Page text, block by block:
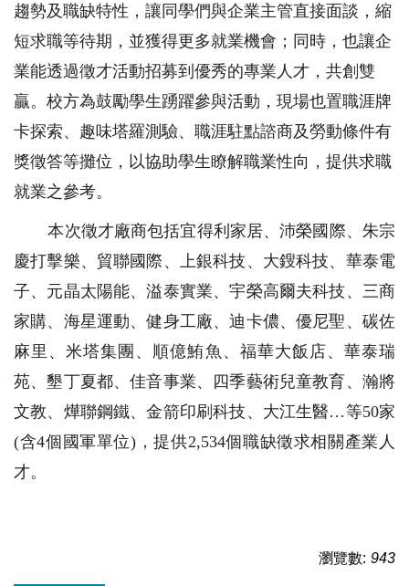
趨勢及職缺特性，讓同學們與企業主管直接面談，縮
短求職等待期，並獲得更多就業機會；同時，也讓企
業能透過徵才活動招募到優秀的專業人才，共創雙
贏。校方為鼓勵學生踴躍參與活動，現場也置職涯牌
卡探索、趣味塔羅測驗、職涯駐點諮商及勞動條件有
獎徵答等攤位，以協助學生瞭解職業性向，提供求職
就業之參考。
本次徵才廠商包括宜得利家居、沛榮國際、朱宗
慶打擊樂、貿聯國際、上銀科技、大鎪科技、華泰電
子、元晶太陽能、溢泰實業、宇榮高爾夫科技、三商
家購、海星運動、健身工廠、迪卡儂、優尼聖、碳佐
麻里、米塔集團、順億鮪魚、福華大飯店、華泰瑞
苑、墾丁夏都、佳音事業、四季藝術兒童教育、瀚將
文教、燁聯鋼鐵、金箭印刷科技、大江生醫…等50家
(含4個國軍單位)，提供2,534個職缺徵求相關產業人
才。
瀏覽數: 943